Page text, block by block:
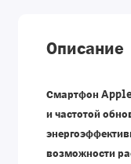
Описание
Смартфон
и частотой
возможности